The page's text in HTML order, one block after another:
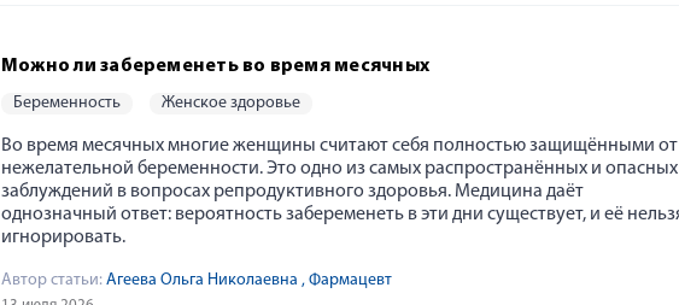
Можно ли забеременеть во время месячных
беременность женское здоровье
Во время месячных многие женщины считают себя полностью защищёнными от
нежелательной беременности. Это одно из самых распространённых и опасных
заблуждений в вопросах репродуктивного здоровья. Медицина даёт
однозначный ответ: вероятность забеременеть в эти дни существует, и её
игнорировать.
Автор статьи: Агеева Ольга Николаевна , Фармацевт